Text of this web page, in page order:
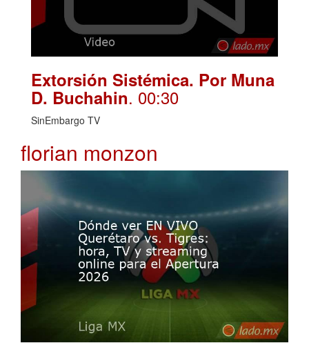
Extorsión Sistémica. Por Muna
D. Buchahin. 00:30
SinEmbargo TV
florian monzon